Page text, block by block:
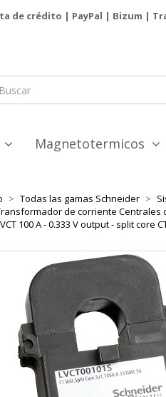
de crédito | PayPal | Bizum |
Magnetotermicos
Todas las gamas Schneider
de corriente Centrales
100 A - 0.333 V output - split core